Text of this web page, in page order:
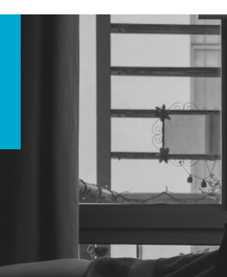
オステオパシー施術＠国立
(くにたち)市